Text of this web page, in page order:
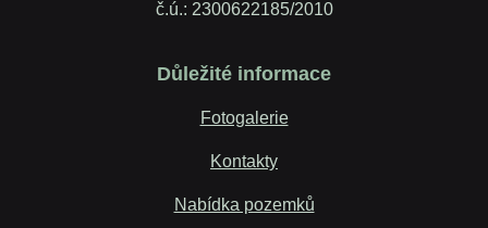
č.ú.: 2300622185/2010
Důležité informace
Fotogalerie
Kontakty
Nabídka pozemků